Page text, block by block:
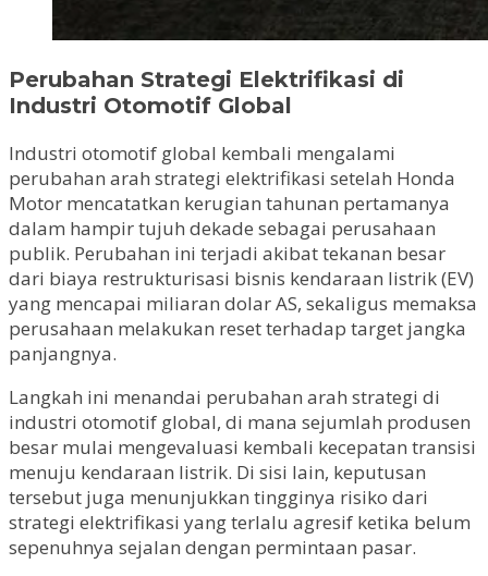
Perubahan Strategi Elektrifikasi di
Industri Otomotif Global
Industri otomotif global kembali mengalami
perubahan arah strategi elektrifikasi setelah Honda
Motor mencatatkan kerugian tahunan pertamanya
dalam hampir tujuh dekade sebagai perusahaan
publik. Perubahan ini terjadi akibat tekanan besar
dari biaya restrukturisasi bisnis kendaraan listrik (EV)
yang mencapai miliaran dolar AS, sekaligus memaksa
perusahaan melakukan reset terhadap target jangka
panjangnya.
Langkah ini menandai perubahan arah strategi di
industri otomotif global, di mana sejumlah produsen
besar mulai mengevaluasi kembali kecepatan transisi
menuju kendaraan listrik. Di sisi lain, keputusan
tersebut juga menunjukkan tingginya risiko dari
strategi elektrifikasi yang terlalu agresif ketika belum
sepenuhnya sejalan dengan permintaan pasar.